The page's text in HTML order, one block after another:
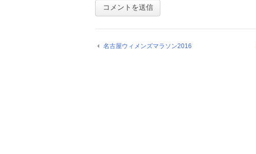
名古屋ウィメンズマラソン2016